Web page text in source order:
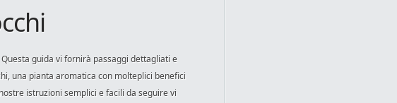
guida vi fornirà passaggi dettagliati e
una pianta aromatica con molteplici benefici
istruzioni semplici e facili da seguire vi